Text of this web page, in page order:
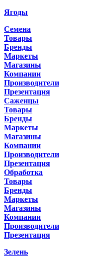
Ягоды
Семена
Товары
Бренды
Маркеты
Магазины
Компании
Производители
Презентация
Саженцы
Товары
Бренды
Маркеты
Магазины
Компании
Производители
Презентация
Обработка
Товары
Бренды
Маркеты
Магазины
Компании
Производители
Презентация
Зелень